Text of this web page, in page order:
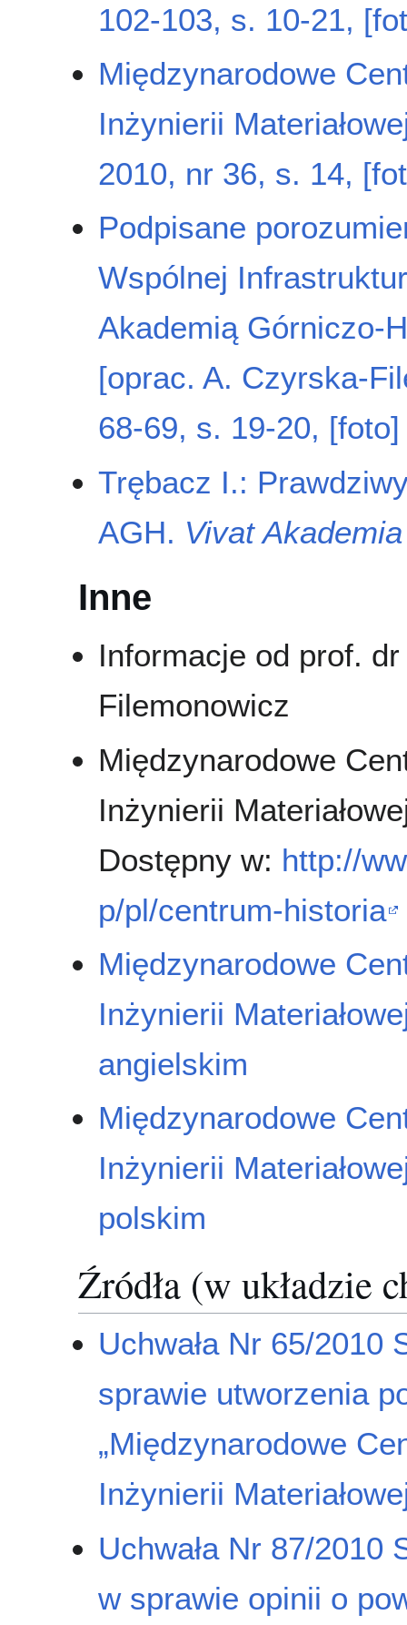
102-103, s. 10-21,
Międzynarodowe
Inżynierii
2010, nr 36, s. 14,
Podpisane
Wspólnej
Akademią Górniczo-
[oprac. A. Czyrska-
68-69, s. 19-20, [foto]
Trębacz I.:
AGH. Vivat
Inne
Informacje od prof.
Filemonowicz
Międzynarodowe
Inżynierii
Dostępny w: http://
p/pl/centrum-historia
Międzynarodowe
Inżynierii
angielskim
Międzynarodowe
Inżynierii
polskim
Źródła (w układzie
Uchwała Nr 65/2010
sprawie utworzenia
„Międzynarodowe
Inżynierii
Uchwała Nr 87/2010
w sprawie opinii o